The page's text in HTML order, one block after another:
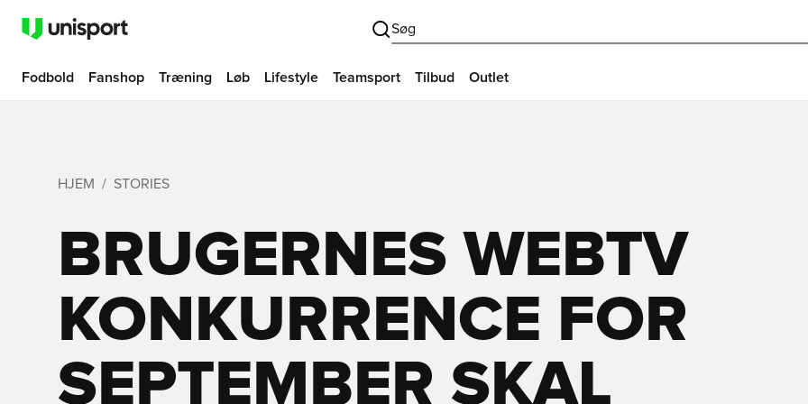
Søg
Fodbold Fanshop Træning Løb Lifestyle Teamsport Tilbud Outlet
HJEM STORIES
BRUGERNES WEBTV
KONKURRENCE FOR
SEPTEMBER SKAL